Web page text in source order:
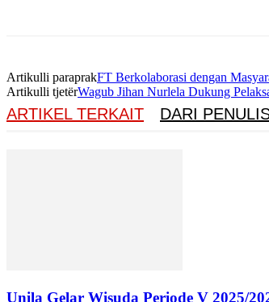
Artikulli paraprakFT Berkolaborasi dengan
Artikulli tjetërWagub Jihan Nurlela Dukung
ARTIKEL TERKAIT DARI
Unila Gelar Wisuda Periode V 2025/